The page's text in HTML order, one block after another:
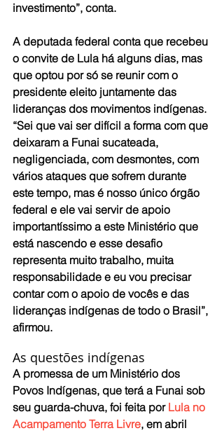
investimento”, conta.
A deputada federal conta que recebeu
o convite de Lula há alguns dias, mas
que optou por só se reunir com o
presidente eleito juntamente das
lideranças dos movimentos indígenas.
“Sei que vai ser difícil a forma com que
deixaram a Funai sucateada,
negligenciada, com desmontes, com
vários ataques que sofrem durante
este tempo, mas é nosso único órgão
federal e ele vai servir de apoio
importantíssimo a este Ministério que
está nascendo e esse desafio
representa muito trabalho, muita
responsabilidade e eu vou precisar
contar com o apoio de vocês e das
lideranças indígenas de todo o Brasil”,
afirmou.
As questões indígenas
A promessa de um Ministério dos
Povos Indígenas, que terá a Funai sob
seu guarda-chuva, foi feita por Lula no
Acampamento Terra Livre, em abril